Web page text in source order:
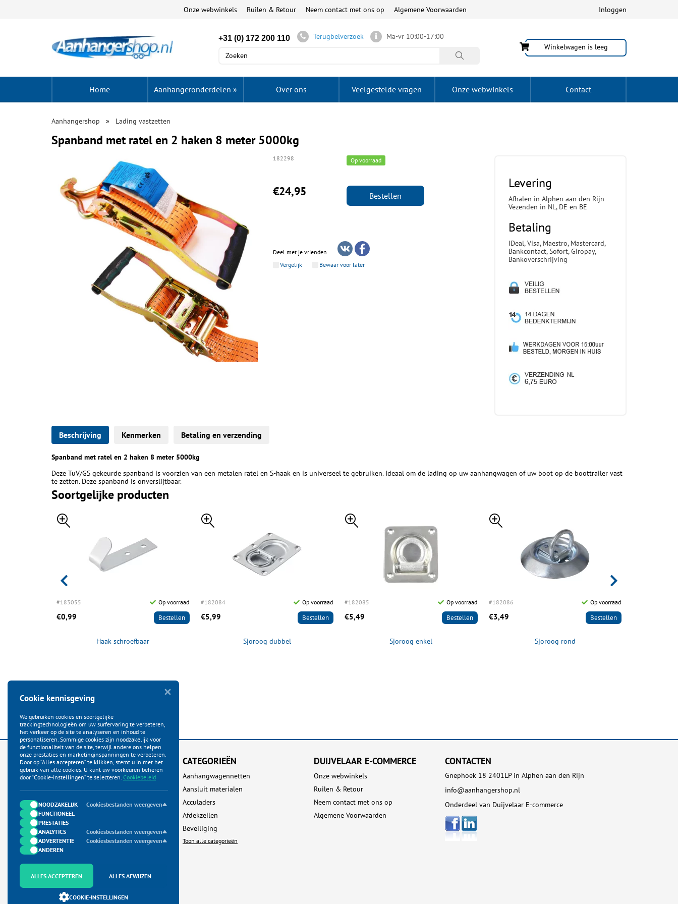
Inloggen
Onze webwinkels Ruilen & Retour Neem contact met ons op Algemene Voorwaarden
+31 (0) 172 200 110 Terugbelverzoek
Ma-vr 10:00-17:00
Winkelwagen is leeg
Home Aanhangeronderdelen » Over ons Veelgestelde vragen Onze webwinkels Contact
Aanhangershop Lading vastzetten
Spanband met ratel en 2 haken 8 meter 5000kg
182298 Op voorraad
€24,95 Bestellen
Deel met je vrienden
Vergelijk
Bewaar voor later
Levering
Afhalen in Alphen aan den Rijn
Vezenden in NL, DE en BE
Betaling
IDeal, Visa, Maestro, Mastercard,
Bankcontact, Sofort, Giropay,
Bankoverschrijving
Beschrijving Kenmerken Betaling en verzending
Spanband met ratel en 2 haken 8 meter 5000kg
Deze TuV/GS gekeurde spanband is voorzien van een metalen ratel en S-haak en is universeel te gebruiken. Ideaal om de lading op uw aanhangwagen of uw boot op de boottrailer vast
te zetten. Deze spanband is onverslijtbaar.
Soortgelijke producten
#183055 Op voorraad
€0,99 Bestellen
Haak schroefbaar
#182084 Op voorraad
€5,99 Bestellen
Sjoroog dubbel
#182085 Op voorraad
€5,49 Bestellen
Sjoroog enkel
#182086 Op voorraad
€3,49 Bestellen
Sjoroog rond
KLANTENSERVICE
Startpagina
Bestellen
Betalen
Verzenden
Ruilen & Retour
Garantie & Klachten
Neem contact met ons op
Algemene Voorwaarden
Privacy Policy
CATEGORIEËN
Aanhangwagennetten
Aansluit materialen
Acculaders
Afdekzeilen
Beveiliging
Toon alle categorieën
DUIJVELAAR E-COMMERCE
Onze webwinkels
Ruilen & Retour
Neem contact met ons op
Algemene Voorwaarden
CONTACTEN
Gnephoek 18 2401LP in Alphen aan den Rijn
info@aanhangershop.nl
Onderdeel van Duijvelaar E-commerce
Cookie kennisgeving
We gebruiken cookies en soortgelijke
trackingtechnologieën om uw surfervaring te verbeteren,
het verkeer op de site te analyseren en inhoud te
personaliseren. Sommige cookies zijn noodzakelijk voor
de functionaliteit van de site, terwijl andere ons helpen
onze prestaties en marketinginspanningen te verbeteren.
Door op “Alles accepteren” te klikken, stemt u in met het
gebruik van alle cookies. U kunt uw voorkeuren beheren
door “Cookie-instellingen” te selecteren. Cookiebeleid
NOODZAKELIJK
Cookiesbestanden weergeven
FUNCTIONEEL
PRESTATIES
ANALYTICS
Cookiesbestanden weergeven
ADVERTENTIE
Cookiesbestanden weergeven
ANDEREN
ALLES ACCEPTEREN ALLES AFWIJZEN
COOKIE-INSTELLINGEN